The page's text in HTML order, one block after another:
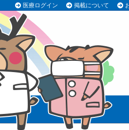
医療ログイン 掲載について